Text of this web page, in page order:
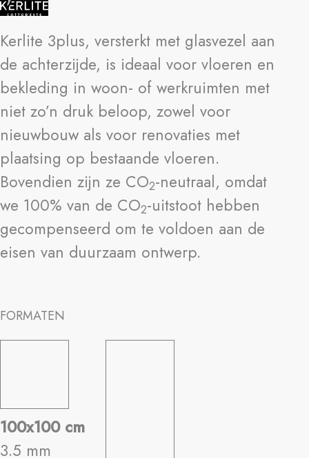
Kerlite 3plus, versterkt met glasvezel aan
de achterzijde, is ideaal voor vloeren en
bekleding in woon- of werkruimten met
niet zo’n druk beloop, zowel voor
nieuwbouw als voor renovaties met
plaatsing op bestaande vloeren.
Bovendien zijn ze CO2-neutraal, omdat
we 100% van de CO2-uitstoot hebben
gecompenseerd om te voldoen aan de
eisen van duurzaam ontwerp.
FORMATEN
100x100 cm
3.5 mm